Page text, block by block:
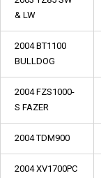
& LW
2004 BT1100
BULLDOG
2004 FZS1000-
S FAZER
2004 TDM900
2004 XV1700PC